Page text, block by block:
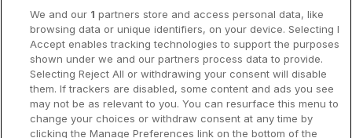
Bergen
Utforsk Norden
Om Coop HotellKupp
Konkurranse
We and our 1 partners store and access personal data, like
browsing data or unique identifiers, on your device. Selecting I
Accept enables tracking technologies to support the purposes
shown under we and our partners process data to provide.
Selecting Reject All or withdrawing your consent will disable
them. If trackers are disabled, some content and ads you see
may not be as relevant to you. You can resurface this menu to
change your choices or withdraw consent at any time by
clicking the Manage Preferences link on the bottom of the